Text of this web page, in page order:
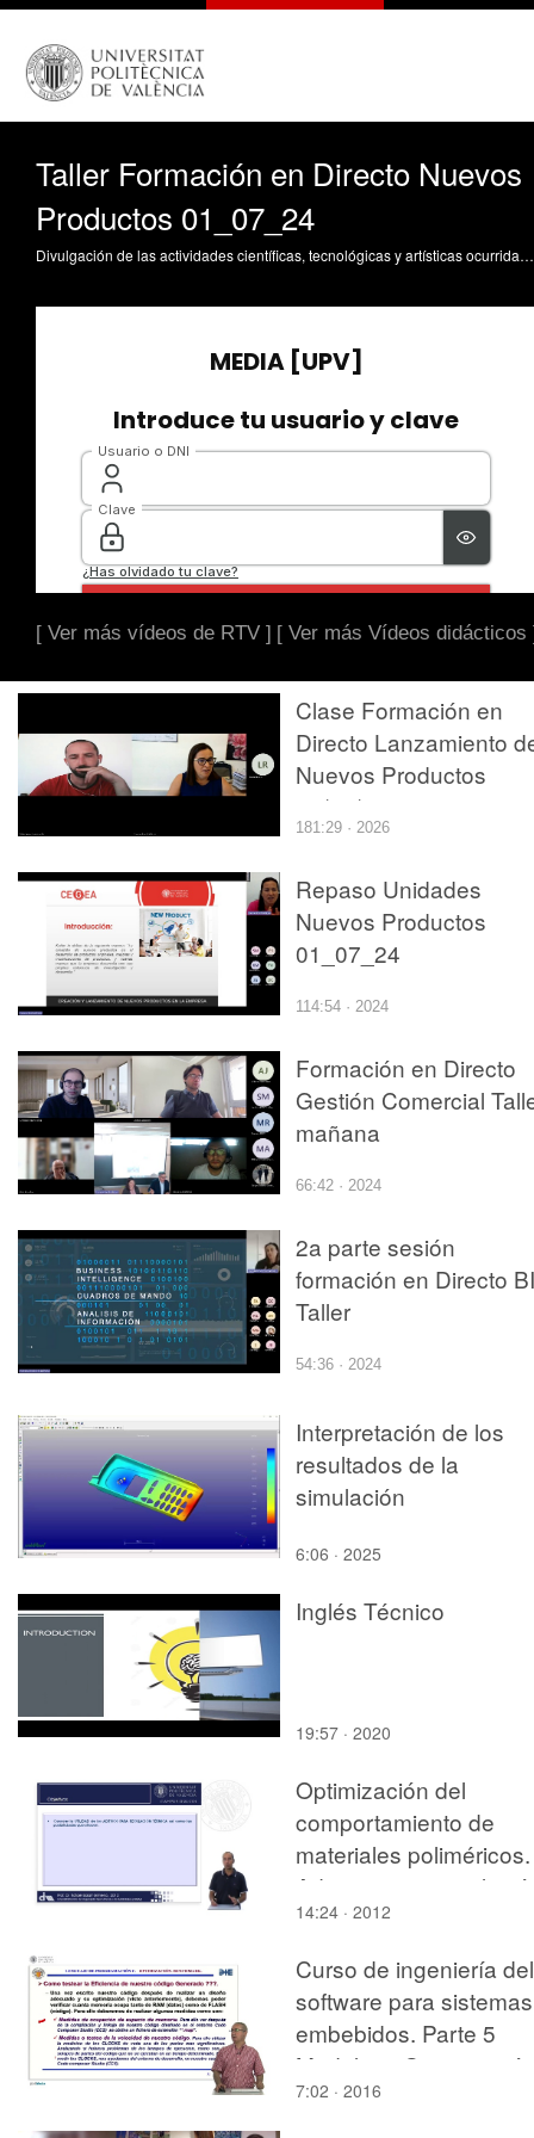
Taller Formación en Directo Nuevos
Productos 01_07_24
Divulgación de las actividades científicas, tecnológicas y artísticas ocurridas en los tres campus de la UPV
[ Ver más vídeos de RTV ] [ Ver más Vídeos didácticos
Clase Formación en
Directo Lanzamiento
Nuevos Productos
01/07/26
181:29 · 2026
Repaso Unidades
Nuevos Productos
01_07_24
114:54 · 2024
Formación en Directo
Gestión Comercial
mañana
66:42 · 2024
2a parte sesión
formación en Directo
Taller
54:36 · 2024
Interpretación de los
resultados de la
simulación
6:06 · 2025
Inglés Técnico
19:57 · 2020
Optimización del
comportamiento de
materiales poliméricos.
Aditivos para
térmica.
14:24 · 2012
Curso de ingeniería del
software para sistemas
embebidos. Parte 5
Modulo 9.
7:02 · 2016